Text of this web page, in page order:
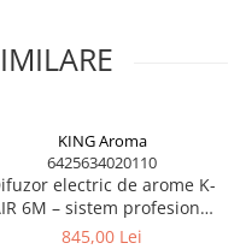
în categoria
ridicate.
funcționare stabilă și
KING Aroma
6425634020110
electric de arome K-
6M – sistem profesional
parfumare HoReCa &
845,00 Lei